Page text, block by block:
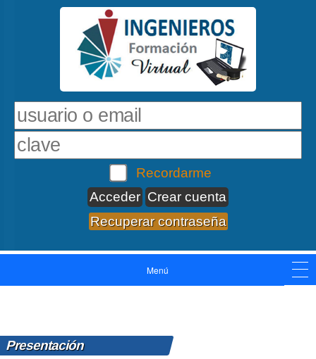
Recordarme
Crear cuenta
Recuperar contraseña
Menú
Presentación